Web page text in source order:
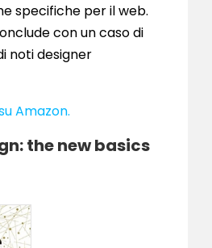
specifiche per il web.
con un caso di
noti designer
Amazon.
the new basics